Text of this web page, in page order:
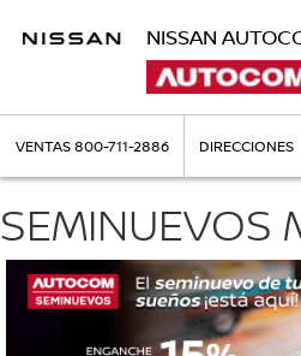
NISSAN
VENTAS800-711-2886 DIRECCIONES
SEMINUEVOS